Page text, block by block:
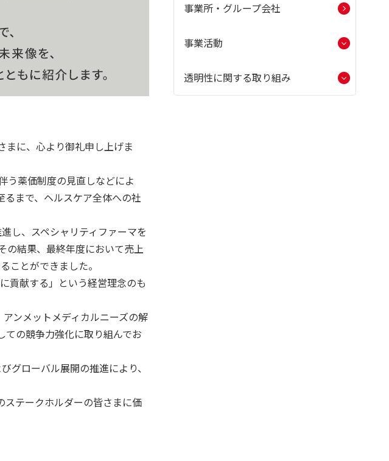
まに、心より御礼申し上げま
う薬価制度の見直しなどによ
るまで、ヘルスケア全体への社
し、スペシャリティファーマを
の結果、最終年度において売上
ことができました。
貢献する」という経営理念のも
ンメットメディカルニーズの解
の競争力強化に取り組んでお
グローバル展開の推進により、
ステークホルダーの皆さまに価
事業所・グループ会社
事業活動
透明性に関する取り組み